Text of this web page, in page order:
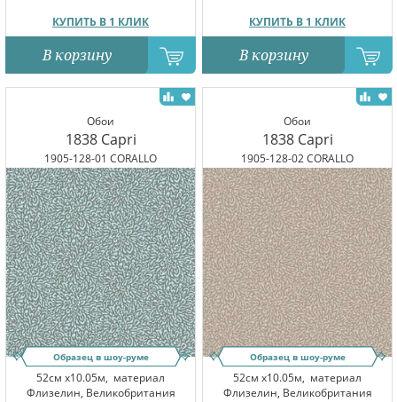
КУПИТЬ В 1 КЛИК
В корзину
КУПИТЬ В 1 КЛИК
В корзину
Обои
1838 Capri
1905-128-01 CORALLO
Образец в шоу-руме
52см x10.05м, материал
Флизелин, Великобритания
Обои
1838 Capri
1905-128-02 CORALLO
Образец в шоу-руме
52см x10.05м, материал
Флизелин, Великобритания